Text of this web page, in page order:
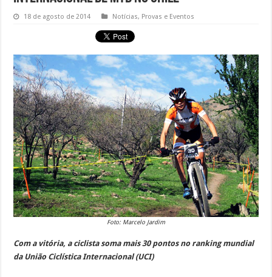
18 de agosto de 2014 Notícias, Provas e Eventos
Foto: Marcelo Jardim
Com a vitória, a ciclista soma mais 30 pontos no ranking mundial
da União Ciclística Internacional (UCI)